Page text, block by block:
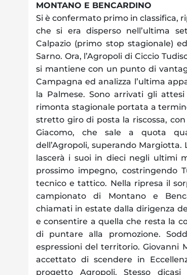
MONTANO E BENCARDINO
Si è confermato primo in classifica,
che si era disperso nell’ultima
Calpazio (primo stop stagionale)
Sarno. Ora, l’Agropoli di Ciccio
si mantiene con un punto di
Campagna ed analizza l’ultima
la Palmese. Sono arrivati gli
rimonta stagionale portata a
stretto giro di posta la riscossa,
Giacomo, che sale a quota
dell’Agropoli, superando Margiotta.
lascerà i suoi in dieci negli ultimi
prossimo impegno, costringendo
tecnico e tattico. Nella ripresa il
campionato di Montano e
chiamati in estate dalla dirigenza
e consentire a quella che resta la
di puntare alla promozione.
espressioni del territorio. Giovanni
accettato di scendere in
progetto Agropoli. Stesso